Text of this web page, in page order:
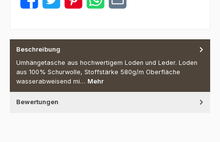
Beschreibung
Umhängetasche aus hochwertigem Loden und Leder. Loden
aus 100% Schurwolle, Stoffstärke 580g/m Oberfläche
wasserabweisend mi… Mehr
Bewertungen